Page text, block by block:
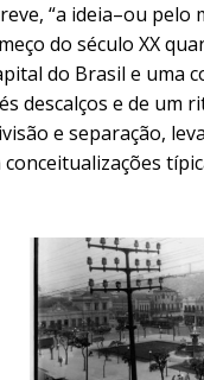
“a ideia–ou
do século XX
do Brasil e uma
descalços e de um
e separação,